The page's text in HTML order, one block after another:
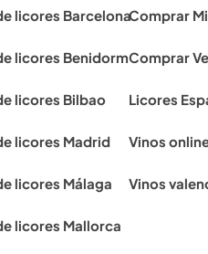
licores Barcelona
licores Benidorm
licores Bilbao
licores Madrid
licores Málaga
licores Mallorca
Comprar
Comprar
Licores
Vinos
Vinos